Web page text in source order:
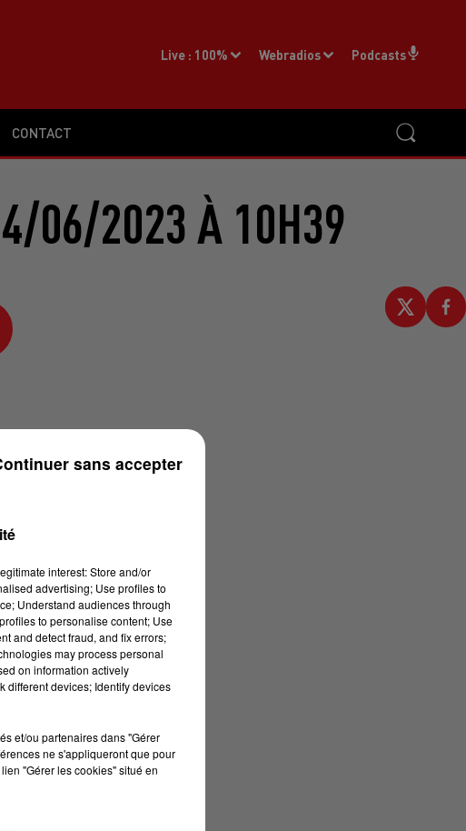
CONTACT
Live : 100% Webradios Podcasts
06/2023 À 10H39
interest: Store and/or
advertising; Use profiles to
Understand audiences through
to personalise content; Use
and detect fraud, and fix errors;
may process personal
on information actively
different devices; Identify devices
et/ou partenaires dans "Gérer
ne s'appliqueront que pour
"Gérer les cookies" situé en
sans accepter